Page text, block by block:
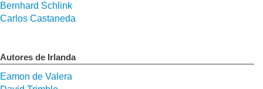
Bernhard Schlink
Carlos Castaneda
Autores de Irlanda
Eamon de Valera